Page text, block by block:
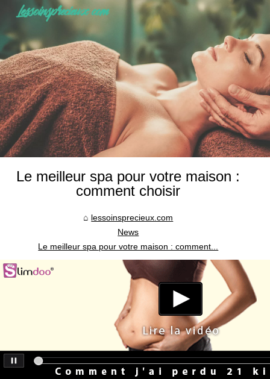
Le meilleur spa pour votre maison :
comment choisir
lessoinsprecieux.com
News
Le meilleur spa pour votre maison : comment...